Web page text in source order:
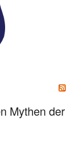
Mythen der